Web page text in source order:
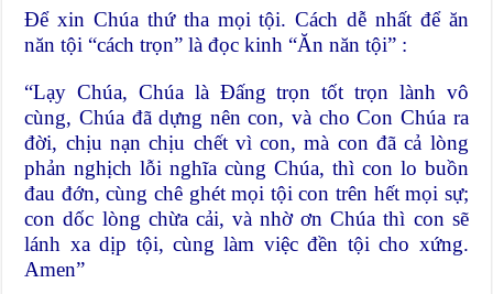
Để xin Chúa thứ tha mọi tội. Cách dễ nhất để ăn
năn tội “cách trọn” là đọc kinh “Ăn năn tội” :
“Lạy Chúa, Chúa là Đấng trọn tốt trọn lành vô
cùng, Chúa đã dựng nên con, và cho Con Chúa ra
đời, chịu nạn chịu chết vì con, mà con đã cả lòng
phản nghịch lỗi nghĩa cùng Chúa, thì con lo buồn
đau đớn, cùng chê ghét mọi tội con trên hết mọi sự;
con dốc lòng chừa cải, và nhờ ơn Chúa thì con sẽ
lánh xa dịp tội, cùng làm việc đền tội cho xứng.
Amen”